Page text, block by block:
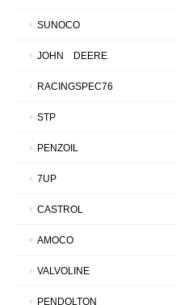
SUNOCO
JOHN DEERE
RACINGSPEC76
STP
PENZOIL
7UP
CASTROL
AMOCO
VALVOLINE
PENDOLTON